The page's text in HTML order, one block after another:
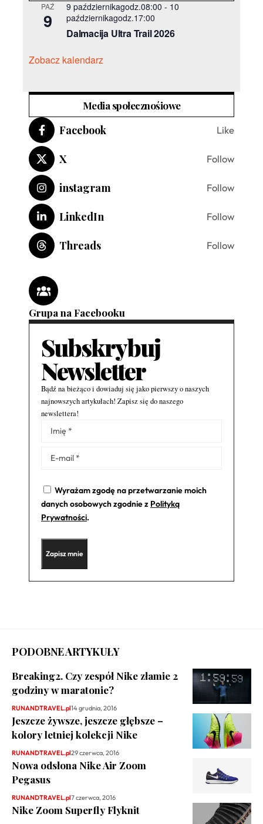
PAŹ
9
9 październikagodz.08:00 - 10
październikagodz.17:00
Dalmacija Ultra Trail 2026
Zobacz kalendarz
Media społecznośiowe
Facebook Like
X Follow
instagram Follow
LinkedIn Follow
Threads Follow
Grupa na Facebooku
Subskrybuj
Newsletter
Bądź na bieżąco i dowiaduj się jako pierwszy o naszych
najnowszych artykułach! Zapisz się do naszego
newslettera!
Wyrażam zgodę na przetwarzanie moich
danych osobowych zgodnie z Polityką
Prywatności.
Alternative:
PODOBNE ARTYKUŁY
Breaking2. Czy zespół Nike złamie 2
godziny w maratonie?
RUNANDTRAVEL.pl14 grudnia, 2016
Jeszcze żywsze, jeszcze głębsze –
kolory letniej kolekcji Nike
RUNANDTRAVEL.pl29 czerwca, 2016
Nowa odsłona Nike Air Zoom
Pegasus
RUNANDTRAVEL.pl7 czerwca, 2016
Nike Zoom Superfly Flyknit